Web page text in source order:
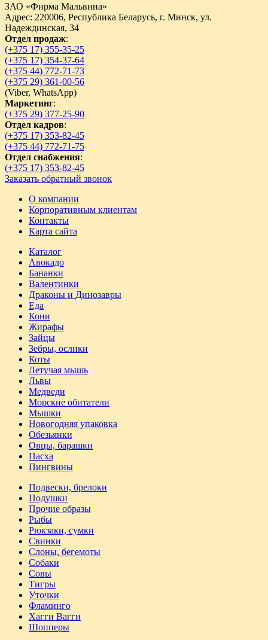
ЗАО «Фирма Мальвина»
Адрес: 220006, Республика Беларусь, г. Минск, ул.
Надеждинская, 34
Отдел продаж:
(+375 17) 355-35-25
(+375 17) 354-37-64
(+375 44) 772-71-73
(+375 29) 361-00-56
(Viber, WhatsApp)
Маркетинг:
(+375 29) 377-25-90
Отдел кадров:
(+375 17) 353-82-45
(+375 44) 772-71-75
Отдел снабжения:
(+375 17) 353-82-45
Заказать обратный звонок
О компании
Корпоративным клиентам
Контакты
Карта сайта
Каталог
Авокадо
Бананки
Валентинки
Драконы и Динозавры
Еда
Кони
Жирафы
Зайцы
Зебры, ослики
Коты
Летучая мышь
Львы
Медведи
Морские обитатели
Мышки
Новогодняя упаковка
Обезьянки
Овцы, барашки
Пасха
Пингвины
Подвески, брелоки
Подушки
Прочие образы
Рыбы
Рюкзаки, сумки
Свинки
Слоны, бегемоты
Собаки
Совы
Тигры
Уточки
Фламинго
Хагги Вагги
Шопперы